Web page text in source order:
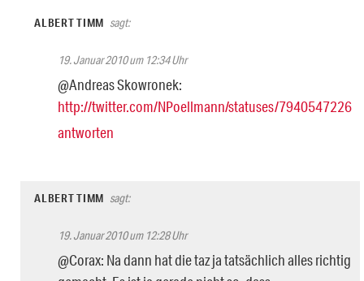
ALBERT TIMM sagt:
19. Januar 2010 um 12:34 Uhr
@Andreas Skowronek:
http://twitter.com/NPoellmann/statuses/7940547226
antworten
ALBERT TIMM sagt:
19. Januar 2010 um 12:28 Uhr
@Corax: Na dann hat die taz ja tatsächlich alles richtig